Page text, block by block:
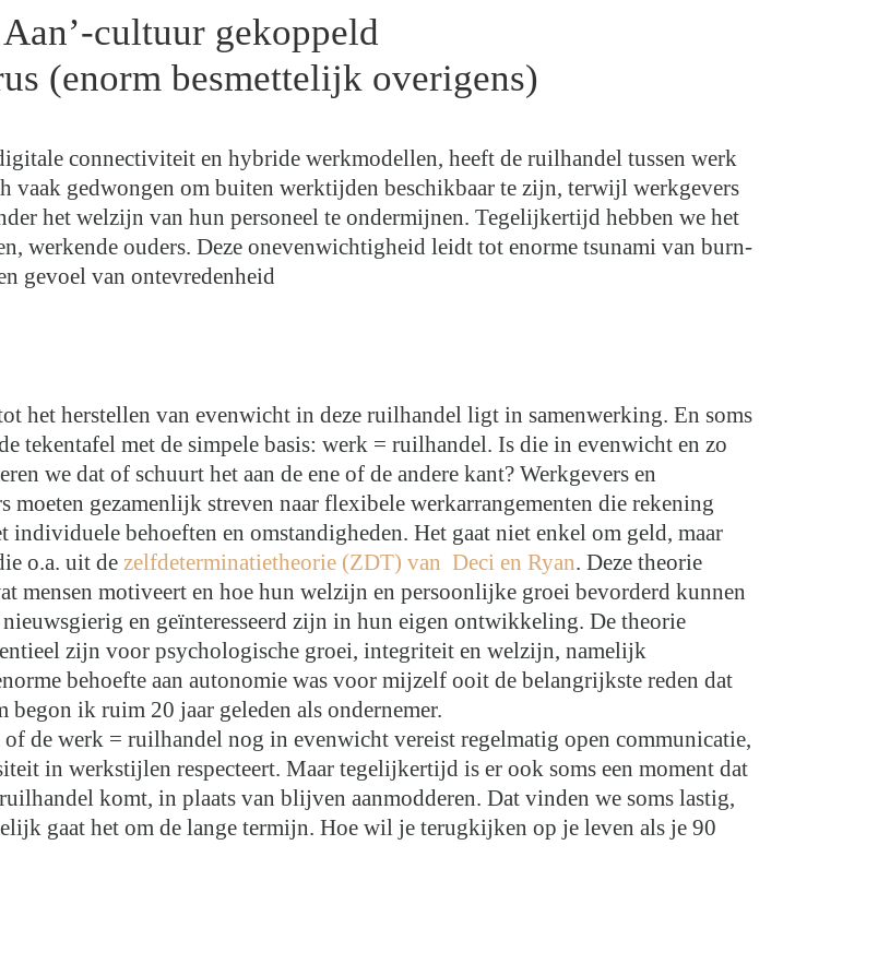
cultuur gekoppeld
(enorm besmettelijk overigens)
connectiviteit en hybride werkmodellen, heeft de ruilhandel tussen werk
vaak gedwongen om buiten werktijden beschikbaar te zijn, terwijl werkgevers
het welzijn van hun personeel te ondermijnen. Tegelijkertijd hebben we het
werkende ouders. Deze onevenwichtigheid leidt tot enorme tsunami van burn-
gevoel van ontevredenheid
het herstellen van evenwicht in deze ruilhandel ligt in samenwerking. En soms
tekentafel met de simpele basis: werk = ruilhandel. Is die in evenwicht en zo
we dat of schuurt het aan de ene of de andere kant? Werkgevers en
moeten gezamenlijk streven naar flexibele werkarrangementen die rekening
individuele behoeften en omstandigheden. Het gaat niet enkel om geld, maar
o.a. uit de zelfdeterminatietheorie (ZDT) van Deci en Ryan. Deze theorie
mensen motiveert en hoe hun welzijn en persoonlijke groei bevorderd kunnen
en geïnteresseerd zijn in hun eigen ontwikkeling. De theorie
zijn voor psychologische groei, integriteit en welzijn, namelijk
behoefte aan autonomie was voor mijzelf ooit de belangrijkste reden dat
begon ik ruim 20 jaar geleden als ondernemer.
de werk = ruilhandel nog in evenwicht vereist regelmatig open communicatie,
in werkstijlen respecteert. Maar tegelijkertijd is er ook soms een moment dat
komt, in plaats van blijven aanmodderen. Dat vinden we soms lastig,
gaat het om de lange termijn. Hoe wil je terugkijken op je leven als je 90